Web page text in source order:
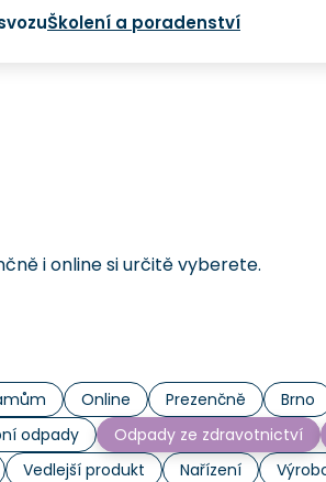
Školení a poradenství
i online si určitě vyberete.
Online Prezenčně Brno
odpady Odpady ze zdravotnictví
Vedlejší produkt Nařízení